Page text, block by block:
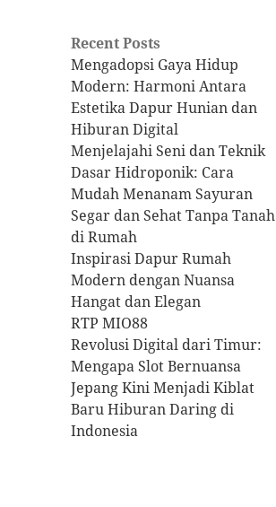
Recent Posts
Mengadopsi Gaya Hidup
Modern: Harmoni Antara
Estetika Dapur Hunian dan
Hiburan Digital
Menjelajahi Seni dan Teknik
Dasar Hidroponik: Cara
Mudah Menanam Sayuran
Segar dan Sehat Tanpa Tanah
di Rumah
Inspirasi Dapur Rumah
Modern dengan Nuansa
Hangat dan Elegan
RTP MIO88
Revolusi Digital dari Timur:
Mengapa Slot Bernuansa
Jepang Kini Menjadi Kiblat
Baru Hiburan Daring di
Indonesia